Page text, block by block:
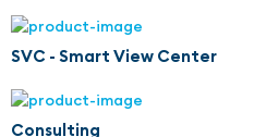
SVC - Smart View Center
Consulting